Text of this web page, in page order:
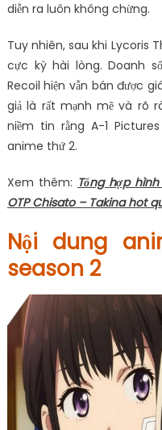
diễn ra luôn không chừng.
Tuy nhiên, sau khi Lycoris
cực kỳ hài lòng. Doanh
Recoil hiện vẫn bán được
giả là rất mạnh mẽ và rõ
niềm tin rằng A-1
anime thứ 2.
Xem thêm: Tổng hợp
OTP Chisato – Takina hot
Nội dung
season 2